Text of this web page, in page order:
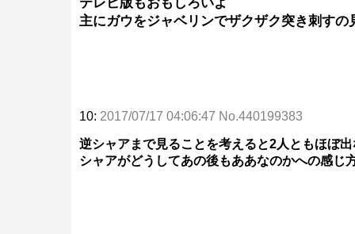
主にガウをジャベリンでザクザク突き刺す
10: 2017/07/17 04:06:47 No.440199383
逆シャアまで見ることを考えると2人ともほぼ
シャアがどうしてあの後もああなのかへの感じ